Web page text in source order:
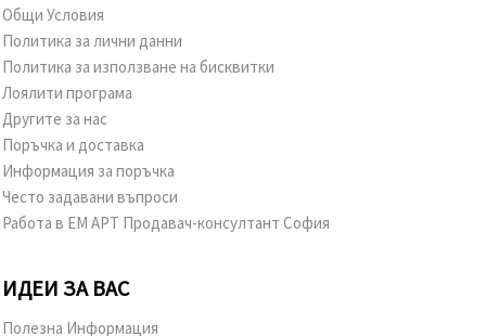
Общи Условия
Политика за лични данни
Политика за използване на бисквитки
Лоялити програма
Другите за нас
Поръчка и доставка
Информация за поръчка
Често задавани въпроси
Работа в ЕМ АРТ Продавач-консултант София
ИДЕИ ЗА ВАС
Полезна Информация